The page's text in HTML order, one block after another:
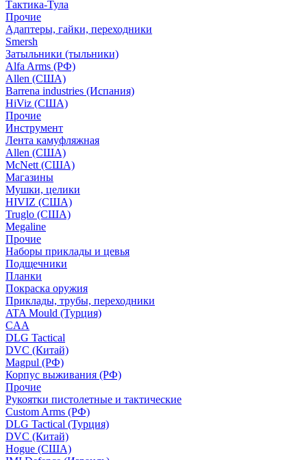
Тактика-Тула
Прочие
Адаптеры, гайки, переходники
Smersh
Затыльники (тыльники)
Alfa Arms (РФ)
Allen (США)
Barrena industries (Испания)
HiViz (США)
Прочие
Инструмент
Лента камуфляжная
Allen (США)
McNett (США)
Магазины
Мушки, целики
HIVIZ (США)
Truglo (США)
Megaline
Прочие
Наборы приклады и цевья
Подщечники
Планки
Покраска оружия
Приклады, трубы, переходники
ATA Mould (Турция)
CAA
DLG Tactical
DVC (Китай)
Magpul (РФ)
Корпус выживания (РФ)
Прочие
Рукоятки пистолетные и тактические
Custom Arms (РФ)
DLG Tactical (Турция)
DVC (Китай)
Hogue (США)